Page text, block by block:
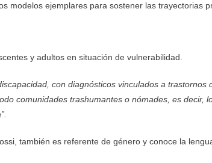
modelos ejemplares para sostener las trayectorias
y adultos en situación de vulnerabilidad.
con diagnósticos vinculados a
comunidades trashumantes o nómades, es decir,
también es referente de género y conoce la